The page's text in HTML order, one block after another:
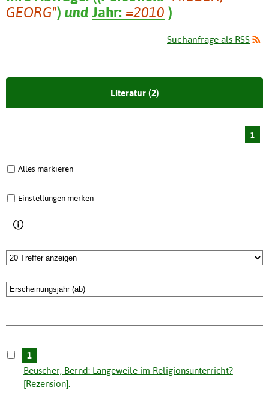
GEORG") und Jahr: =2010 )
Suchanfrage als RSS
Literatur (2)
1
Alles markieren
Einstellungen merken
1
Beuscher, Bernd: Langeweile im Religionsunterricht?
[Rezension].